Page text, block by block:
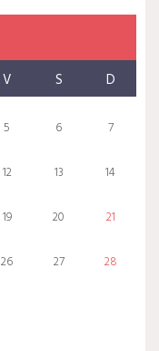
V S D
5 6 7
12 13 14
19 20 21
26 27 28